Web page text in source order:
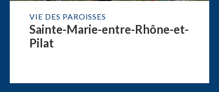
VIE DES PAROISSES
Sainte-Marie-entre-Rhône-et-
Pilat